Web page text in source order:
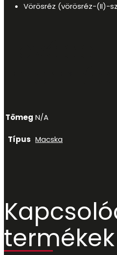
Vörösréz (vörösréz-(II)-
Tömeg N/A
Típus Macska
termékek